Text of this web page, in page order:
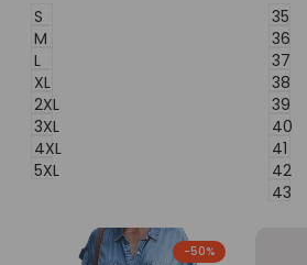
S
M
L
XL
2XL
3XL
4XL
5XL
35
36
37
38
39
40
41
42
43
-50%